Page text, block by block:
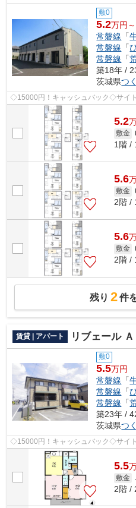
敷0
5.2万円～
常磐線 「
常磐線 「
常磐線 「
築18年 /
茨城県つ
◇15000円！キャッシュバック◇サイ
5.2
敷金
1階 /
5.6
敷金
2階 /
5.6
敷金
2階 /
残り 2件
賃貸 | アパート リブェール Ａ
敷0
5.5万円
常磐線 「
常磐線 「
常磐線 「
築23年 /
茨城県つ
◇15000円！キャッシュバック◇サイ
5.5
敷金
2階 /